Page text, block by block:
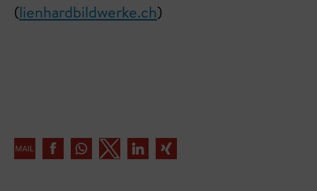
(lienhardbildwerke.ch)